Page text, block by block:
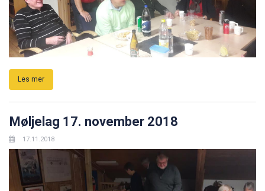
Les mer
Møljelag 17. november 2018
17.11.2018